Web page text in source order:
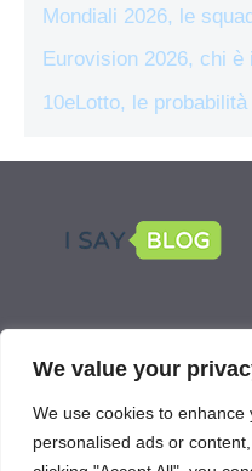
We value your
We use cookies to
personalised ads or
Mondiali 2026, le
Eurovision 2026, chi è
10eLotto, le
LEGAL
Scommetti Online is
IsayBlog!